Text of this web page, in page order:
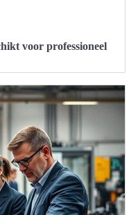
voor professioneel